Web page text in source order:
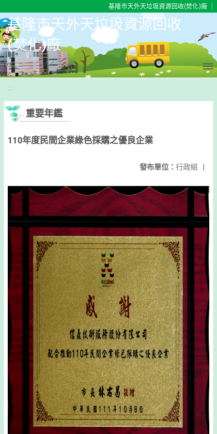
基隆市天外天垃圾資源回收(焚化)廠
基隆市天外天垃圾資源回收
(焚化)廠
:::
重要年鑑
110年度民間企業綠色採購之優良企業
發布單位： 行政組 |